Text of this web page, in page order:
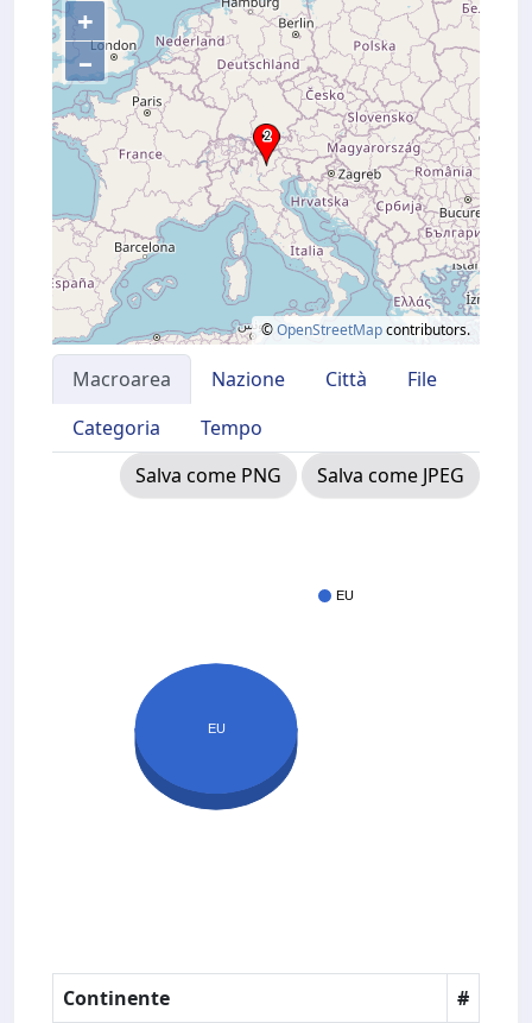
+
–
©OpenStreetMapcontributors.
Macroarea Nazione Città
File
Categoria
Tempo
Salva come PNG
Salva come JPEG
EU
EU
Continente #